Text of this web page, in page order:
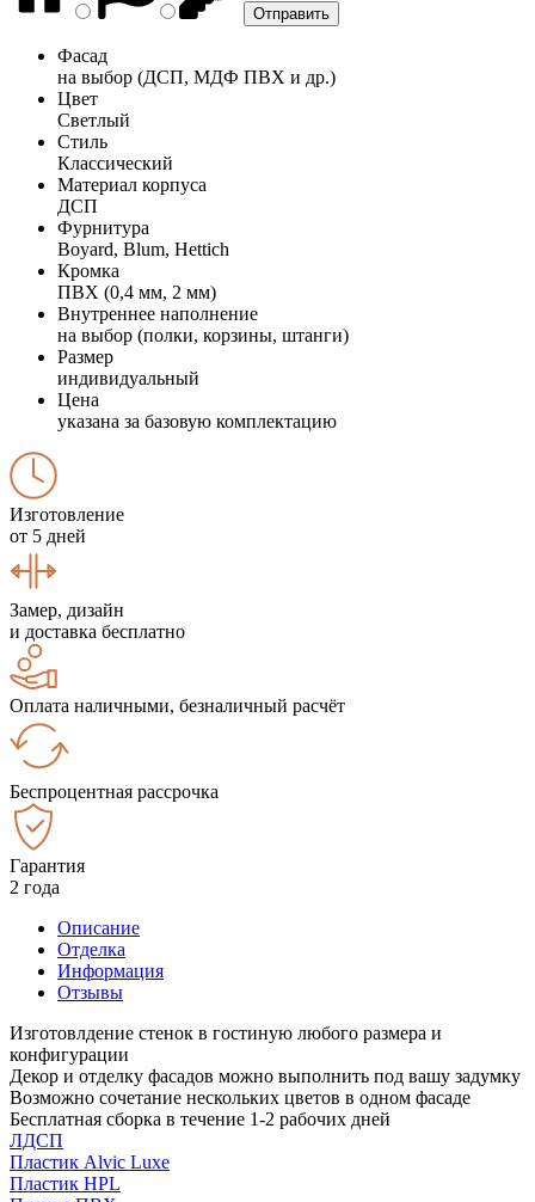
Фасад
на выбор (ДСП, МДФ ПВХ и др.)
Цвет
Светлый
Стиль
Классический
Материал корпуса
ДСП
Фурнитура
Boyard, Blum, Hettich
Кромка
ПВХ (0,4 мм, 2 мм)
Внутреннее наполнение
на выбор (полки, корзины, штанги)
Размер
индивидуальный
Цена
указана за базовую комплектацию
Изготовление
от 5 дней
Замер, дизайн
и доставка бесплатно
Оплата наличными, безналичный расчёт
Беспроцентная рассрочка
Гарантия
2 года
Описание
Отделка
Информация
Отзывы
Изготовлдение стенок в гостиную любого размера и
конфигурации
Декор и отделку фасадов можно выполнить под вашу задумку
Возможно сочетание нескольких цветов в одном фасаде
Бесплатная сборка в течение 1-2 рабочих дней
ЛДСП
Пластик Alvic Luxe
Пластик HPL